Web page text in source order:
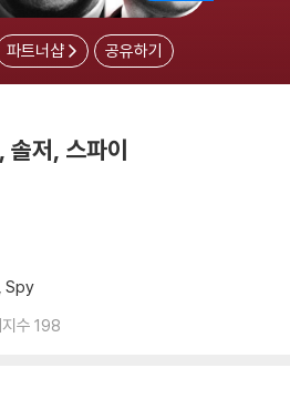
파트너샵 공유하기
솔저, 스파이
Spy
수 198